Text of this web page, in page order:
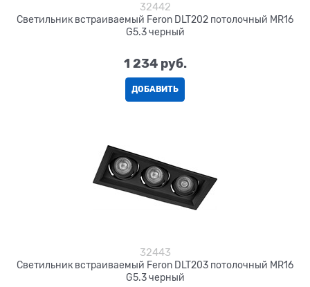
32442
Светильник встраиваемый Feron DLT202 потолочный MR16
G5.3 черный
1 234 руб.
ДОБАВИТЬ
32443
Светильник встраиваемый Feron DLT203 потолочный MR16
G5.3 черный